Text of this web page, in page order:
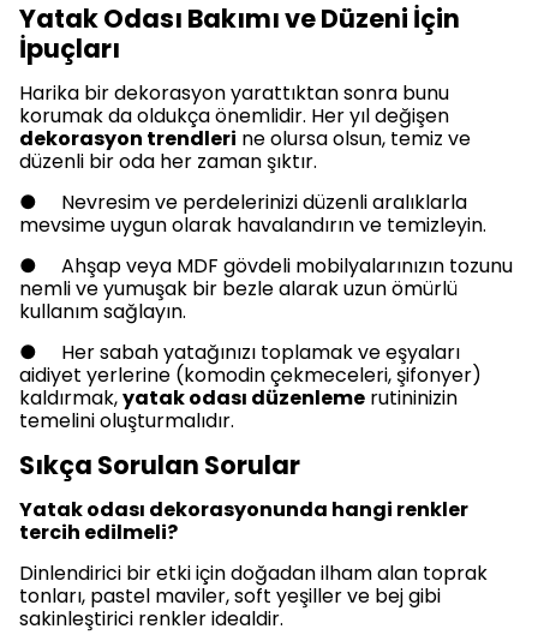
Yatak Odası Bakımı ve Düzeni İçin
İpuçları
Harika bir dekorasyon yarattıktan sonra bunu
korumak da oldukça önemlidir. Her yıl değişen
dekorasyon trendleri ne olursa olsun, temiz ve
düzenli bir oda her zaman şıktır.
● Nevresim ve perdelerinizi düzenli aralıklarla
mevsime uygun olarak havalandırın ve temizleyin.
● Ahşap veya MDF gövdeli mobilyalarınızın tozunu
nemli ve yumuşak bir bezle alarak uzun ömürlü
kullanım sağlayın.
● Her sabah yatağınızı toplamak ve eşyaları
aidiyet yerlerine (komodin çekmeceleri, şifonyer)
kaldırmak,yatak odası düzenleme rutininizin
temelini oluşturmalıdır.
Sıkça Sorulan Sorular
Yatak odası dekorasyonunda hangi renkler
tercih edilmeli?
Dinlendirici bir etki için doğadan ilham alan toprak
tonları, pastel maviler, soft yeşiller ve bej gibi
sakinleştirici renkler idealdir.